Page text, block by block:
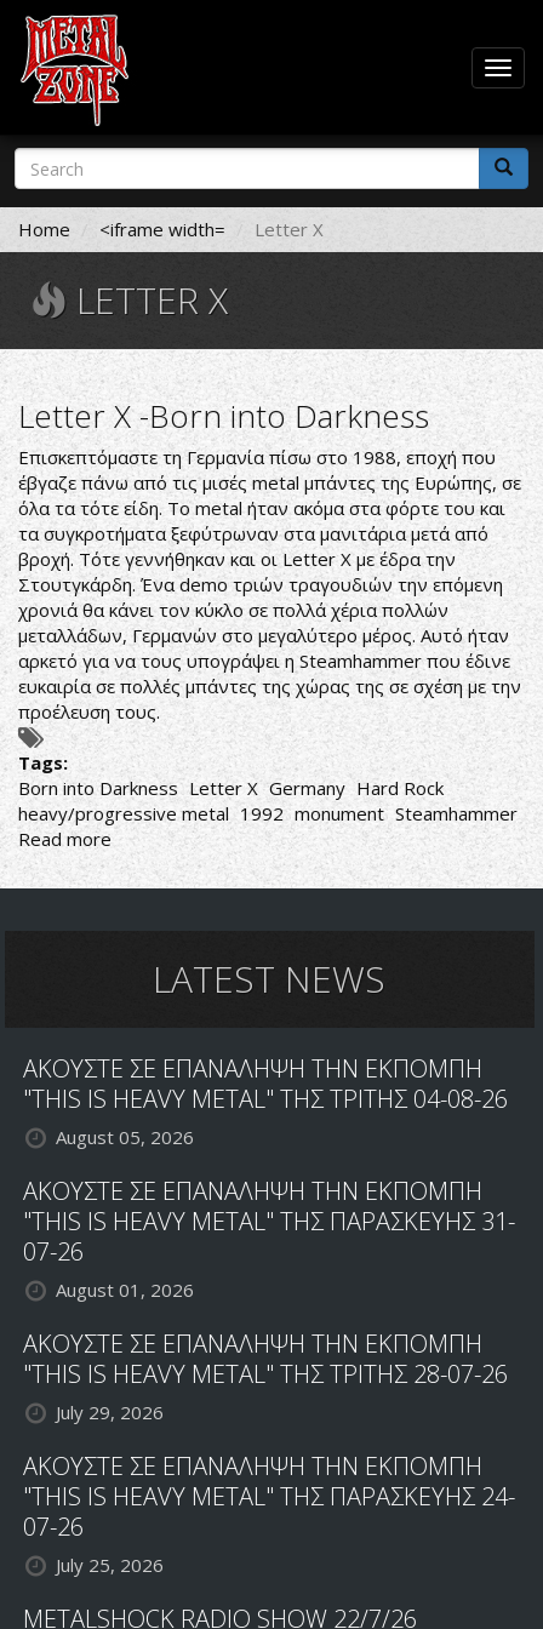
Skip
main
content
Search
form
Search
Home <iframe width= Letter X
LETTER X
Letter X -Born into Darkness
Επισκεπτόμαστε τη Γερμανία πίσω στο 1988, εποχή που
έβγαζε πάνω από τις μισές metal μπάντες της Ευρώπης, σε
όλα τα τότε είδη. Το metal ήταν ακόμα στα φόρτε του και
τα συγκροτήματα ξεφύτρωναν στα μανιτάρια μετά από
βροχή. Τότε γεννήθηκαν και οι Letter X με έδρα την
Στουτγκάρδη. Ένα demo τριών τραγουδιών την επόμενη
χρονιά θα κάνει τον κύκλο σε πολλά χέρια πολλών
μεταλλάδων, Γερμανών στο μεγαλύτερο μέρος. Αυτό ήταν
αρκετό για να τους υπογράψει η Steamhammer που έδινε
ευκαιρία σε πολλές μπάντες της χώρας της σε σχέση με την
προέλευση τους.
Tags:
Born into Darkness Letter X Germany Hard Rock
heavy/progressive metal 1992 monument Steamhammer
Read more about
Letter
X
DarknessLATEST NEWS
ΑΚΟΥΣΤΕ ΣΕ ΕΠΑΝΑΛΗΨΗ ΤΗΝ ΕΚΠΟΜΠΗ
"THIS IS HEAVY METAL" ΤΗΣ ΤΡΙΤΗΣ 04-08-26
August 05, 2026
ΑΚΟΥΣΤΕ ΣΕ ΕΠΑΝΑΛΗΨΗ ΤΗΝ ΕΚΠΟΜΠΗ
"THIS IS HEAVY METAL" ΤΗΣ ΠΑΡΑΣΚΕΥΗΣ 31-
07-26
August 01, 2026
ΑΚΟΥΣΤΕ ΣΕ ΕΠΑΝΑΛΗΨΗ ΤΗΝ ΕΚΠΟΜΠΗ
"THIS IS HEAVY METAL" ΤΗΣ ΤΡΙΤΗΣ 28-07-26
July 29, 2026
ΑΚΟΥΣΤΕ ΣΕ ΕΠΑΝΑΛΗΨΗ ΤΗΝ ΕΚΠΟΜΠΗ
"THIS IS HEAVY METAL" ΤΗΣ ΠΑΡΑΣΚΕΥΗΣ 24-
07-26
July 25, 2026
METALSHOCK RADIO SHOW 22/7/26